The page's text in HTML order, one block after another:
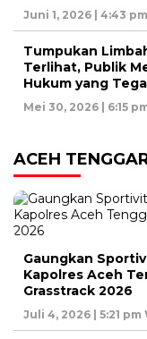
Juni 1, 2026 | 4:43
Tumpukan
Terlihat, Publik
Hukum yang
Mei 30, 2026 | 6:15
ACEH
Gaungkan
Kapolres Aceh
Grasstrack 2026
Juli 4, 2026 | 5:21 pm